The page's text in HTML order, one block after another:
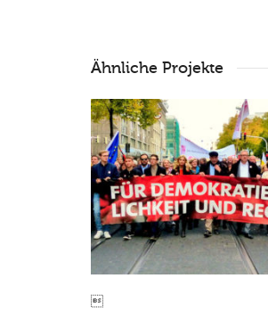
Ähnliche Projekte
